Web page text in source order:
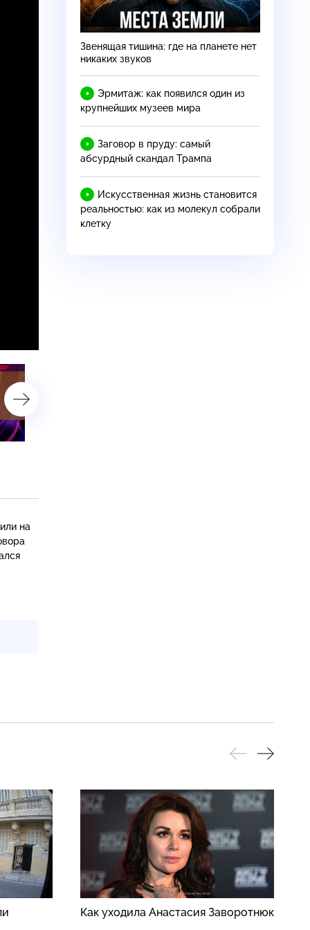
на
Звенящая тишина: где на планете нет
никаких звуков
Эрмитаж: как появился один из
крупнейших музеев мира
Заговор в пруду: самый
абсурдный скандал Трампа
Искусственная жизнь становится
реальностью: как из молекул собрали
клетку
Как уходила Анастасия Заворотнюк